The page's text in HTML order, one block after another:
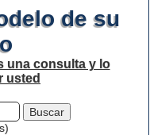
de su
una consulta y lo
usted